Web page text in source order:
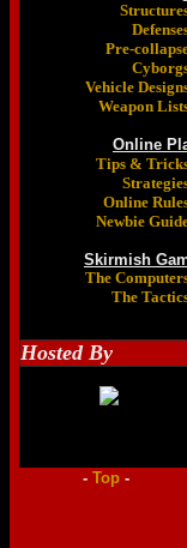
Pre-
Vehicle
Weapon
Online
Tips &
Online
Newbie
Skirmish
The
The
Hosted By
- Top-